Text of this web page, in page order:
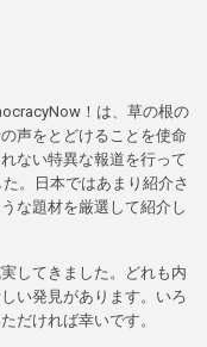
！は、草の根の
声をとどけることを使命
ない特異な報道を行って
。日本ではあまり紹介さ
な題材を厳選して紹介し
してきました。どれも内
い発見があります。いろ
だければ幸いです。